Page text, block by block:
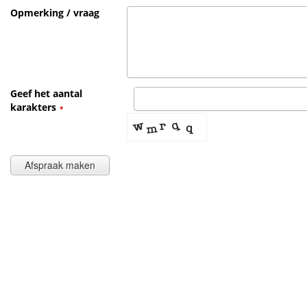
Opmerking / vraag
Geef het aantal
karakters *
Afspraak maken